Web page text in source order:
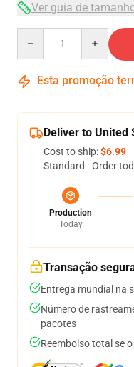
Ver guia de
Esta promoção
Deliver to United
Cost to ship:$6.99
Standard - Order
Production
Today
Transação
Entrega mundial na
Número de
pacotes
Reembolso total se